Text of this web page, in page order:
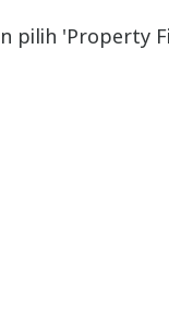
pilih 'Property